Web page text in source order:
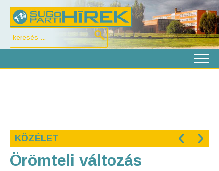
KÖZÉLET ‹ ›
Örömteli változás